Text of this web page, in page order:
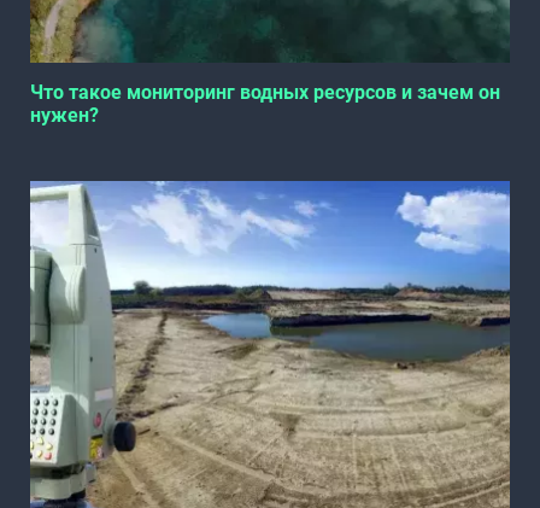
Что такое мониторинг водных ресурсов и зачем он
нужен?